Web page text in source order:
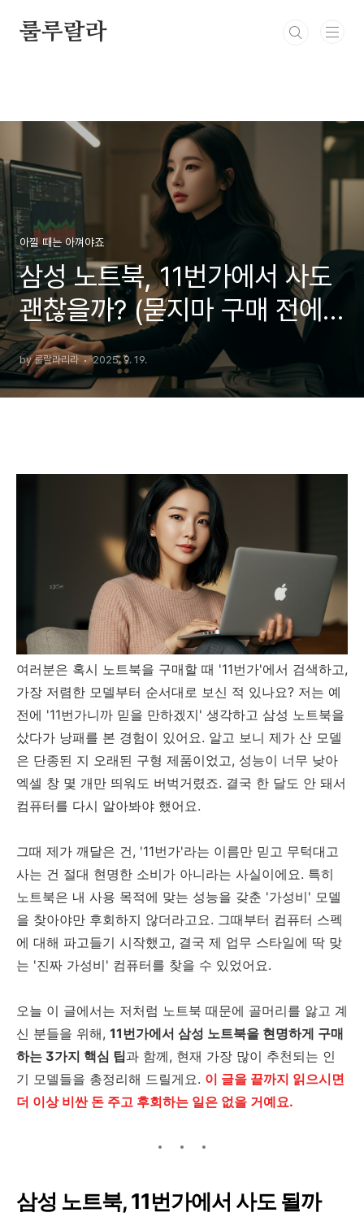
룰루랄라
아낄 때는 아껴야죠
삼성 노트북, 11번가에서 사도
괜찮을까? (묻지마 구매 전에
꼭 봐야 할 3가지)
by 룰랄라리라 2025. 9. 19.
여러분은 혹시 노트북을 구매할 때 '11번가'에서 검색하고,
가장 저렴한 모델부터 순서대로 보신 적 있나요? 저는 예
전에 '11번가니까 믿을 만하겠지' 생각하고 삼성 노트북을
샀다가 낭패를 본 경험이 있어요. 알고 보니 제가 산 모델
은 단종된 지 오래된 구형 제품이었고, 성능이 너무 낮아
엑셀 창 몇 개만 띄워도 버벅거렸죠. 결국 한 달도 안 돼서
컴퓨터를 다시 알아봐야 했어요.
그때 제가 깨달은 건, '11번가'라는 이름만 믿고 무턱대고
사는 건 절대 현명한 소비가 아니라는 사실이에요. 특히
노트북은 내 사용 목적에 맞는 성능을 갖춘 '가성비' 모델
을 찾아야만 후회하지 않더라고요. 그때부터 컴퓨터 스펙
에 대해 파고들기 시작했고, 결국 제 업무 스타일에 딱 맞
는 '진짜 가성비' 컴퓨터를 찾을 수 있었어요.
오늘 이 글에서는 저처럼 노트북 때문에 골머리를 앓고 계
신 분들을 위해, 11번가에서 삼성 노트북을 현명하게 구매
하는 3가지 핵심 팁과 함께, 현재 가장 많이 추천되는 인
기 모델들을 총정리해 드릴게요. 이 글을 끝까지 읽으시면
더 이상 비싼 돈 주고 후회하는 일은 없을 거예요.
삼성 노트북, 11번가에서 사도 될까